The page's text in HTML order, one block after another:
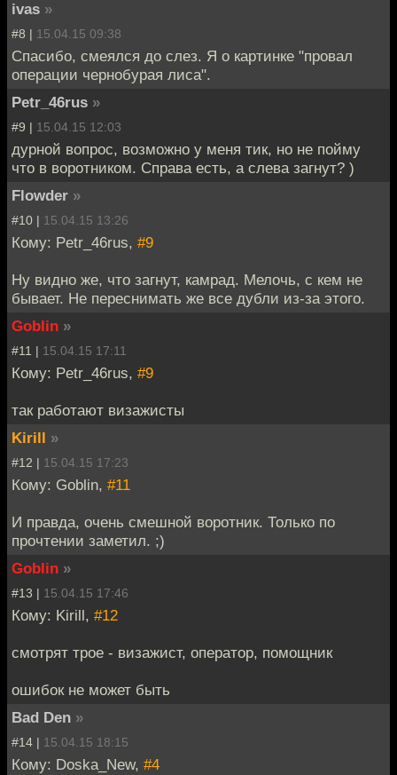
ivas »
#8 | 15.04.15 09:38
Спасибо, смеялся до слез. Я о картинке "провал
операции чернобурая лиса".
Petr_46rus »
#9 | 15.04.15 12:03
дурной вопрос, возможно у меня тик, но не пойму
что в воротником. Справа есть, а слева загнут? )
Flowder »
#10 | 15.04.15 13:26
Кому: Petr_46rus, #9
Ну видно же, что загнут, камрад. Мелочь, с кем не
бывает. Не переснимать же все дубли из-за этого.
Goblin »
#11 | 15.04.15 17:11
Кому: Petr_46rus, #9
так работают визажисты
Kirill »
#12 | 15.04.15 17:23
Кому: Goblin, #11
И правда, очень смешной воротник. Только по
прочтении заметил. ;)
Goblin »
#13 | 15.04.15 17:46
Кому: Kirill, #12
смотрят трое - визажист, оператор, помощник
ошибок не может быть
Bad Den »
#14 | 15.04.15 18:15
Кому: Doska_New, #4